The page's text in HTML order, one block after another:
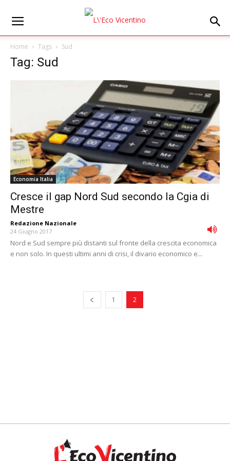
Home Tags Sud
Tag: Sud
Economia Italia
Cresce il gap Nord Sud secondo la Cgia di
Mestre
Redazione Nazionale -
24 Giugno 2017
Nord e Sud sempre più distanti sul fronte della crescita economica
e non solo. In questi ultimi anni di crisi, il divario economico e...
1 2